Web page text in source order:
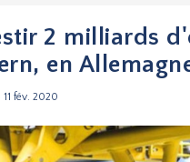
2 milliards
en
fév. 2020